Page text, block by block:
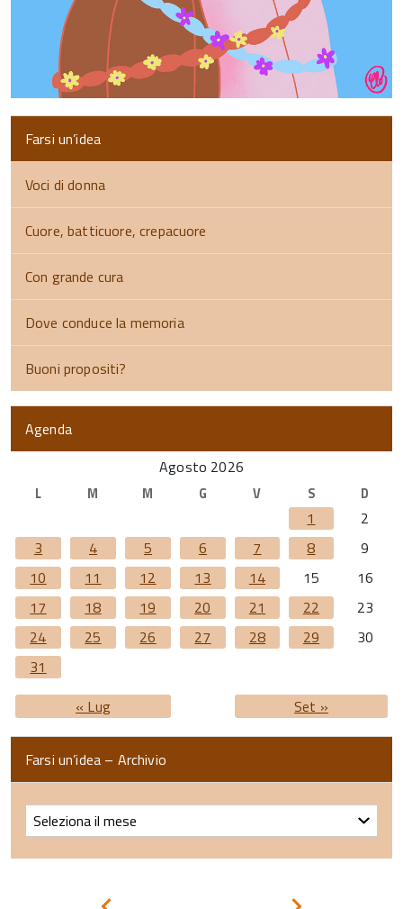
Farsi un’idea
Voci di donna
Cuore, batticuore, crepacuore
Con grande cura
Dove conduce la memoria
Buoni propositi?
Agenda
Agosto 2026
L M M G V S D
1
2
3
4 5 6 7 8
9
10
11 12 13 14 15
16
17
18 19 20 21 22
23
24
25 26 27 28 29
30
31
« Lug
Set »
Farsi un’idea – Archivio
Farsi
un’idea
–
Archivio